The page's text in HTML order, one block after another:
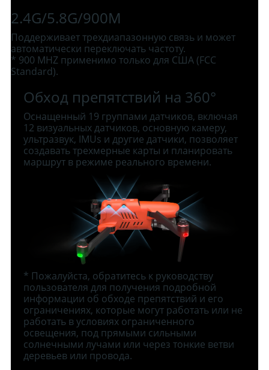
2.4G/5.8G/900M
Поддерживает трехдиапазонную связь и может
автоматически переключать частоту.
* 900 MHZ применимо только для США (FCC
Standard).
Обход препятствий на 360°
Оснащенный 19 группами датчиков, включая
12 визуальных датчиков, основную камеру,
ультразвук, IMUs и другие датчики, позволяет
создавать трехмерные карты и планировать
маршрут в режиме реального времени.
* Пожалуйста, обратитесь к руководству
пользователя для получения подробной
информации об обходе препятствий и его
ограничениях, которые могут работать или не
работать в условиях ограниченного
освещения, под прямыми сильными
солнечными лучами или через тонкие ветви
деревьев или провода.